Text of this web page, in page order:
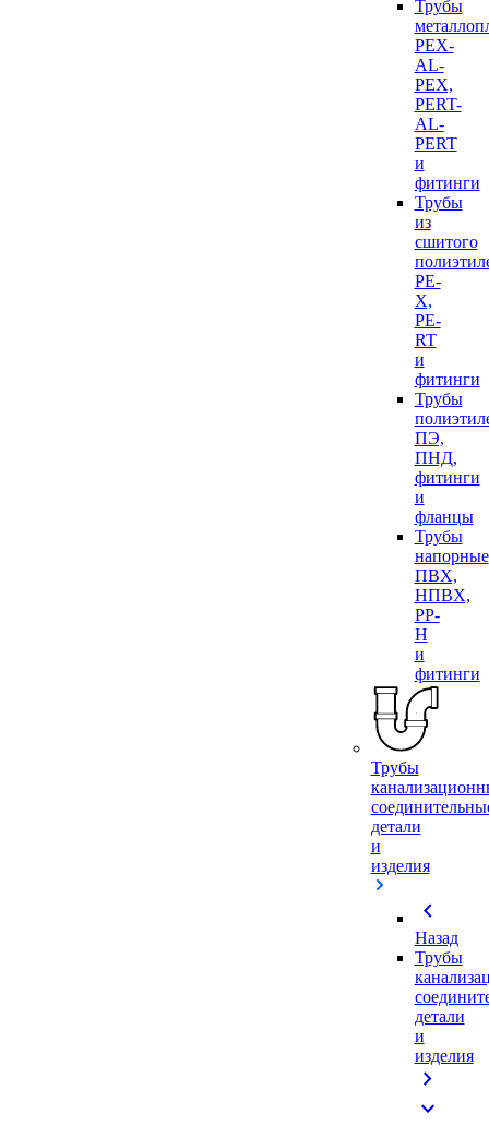
Трубы
PEX-
AL-
PEX,
PERT-
AL-
PERT
и
фитинги
Трубы
из
сшитого
PE-
X,
PE-
RT
и
фитинги
Трубы
ПЭ,
ПНД,
фитинги
и
фланцы
Трубы
напорные
ПВХ,
НПВХ,
PP-
H
и
фитинги
Трубы
детали
и
изделия
chevron_left
Назад
Трубы
детали
и
изделия
chevron_right
expand_more